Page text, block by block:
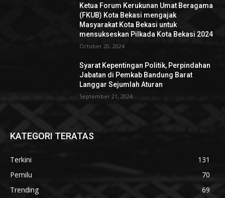
Ketua Forum Kerukunan Umat Beragama
(FKUB) Kota Bekasi mengajak
Masyarakat Kota Bekasi untuk
mensukseskan Pilkada Kota Bekasi 2024
October 20, 2024
Syarat Kepentingan Politik, Perpindahan
Jabatan di Pemkab Bandung Barat
Langgar Sejumlah Aturan
September 21, 2024
KATEGORI TERATAS
Terkini
131
Pemilu
70
Trending
69